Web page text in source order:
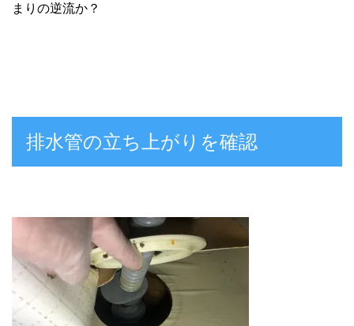
まりの逆流か？
排水管の立ち上がりを確認